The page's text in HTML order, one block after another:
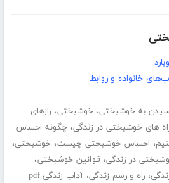
خانواده و روابط
به خوشبختی، خوشبختی،رازهای
های خوشبختی در زندگی، چگونه احساس
، احساس خوشبختی چیست، خوشبختی،
در زندگی، قوانین خوشبختی،
،راه و رسم زندگی،آداب زندگی pdf